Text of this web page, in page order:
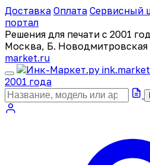
Доставка Оплата Сервисный
портал
Решения для печати с 2001
Москва, Б. Новодмитровская
market.ru
ink.market
2001 года